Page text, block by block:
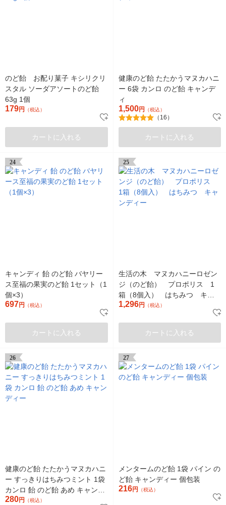
のど飴 お配り菓子 キシリクリ
スタル ソーダアソートのど飴
63g 1個
179円 （税込）
カートに入れる
健康のど飴 たたかうマヌカハニ
ー 6袋 カンロ のど飴 キャンデ
ィ
1,500円 （税込）
（16）
カートに入れる
24
キャンディ 飴 のど飴 バヤリー
ス至福の果実のど飴 1セット（1
個×3）
697円 （税込）
カートに入れる
25
生活の木 マヌカハニーロゼン
ジ（のど飴） プロポリス 1
箱（8個入） はちみつ キャ
ンディー
1,296円 （税込）
カートに入れる
26
健康のど飴 たたかうマヌカハニ
ー すっきりはちみつミント 1袋
カンロ 飴 のど飴 あめ キャンデ
ィー
280円 （税込）
27
メンタームのど飴 1袋 パイン の
ど飴 キャンディー 個包装
216円 （税込）